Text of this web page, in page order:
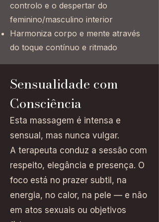
controlo e o despertar do
feminino/masculino interior
Harmoniza corpo e mente através
do toque contínuo e ritmado
Sensualidade com
Consciência
Esta massagem é intensa e
sensual, mas nunca vulgar.
A terapeuta conduz a sessão com
respeito, elegância e presença. O
foco está no prazer subtil, na
energia, no calor, na pele — e não
em atos sexuais ou objetivos